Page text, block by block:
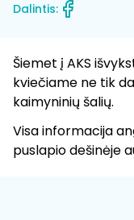
Dalintis:
Šiemet į AKS
kviečiame ne tik
kaimyninių šalių.
Visa informacija
puslapio dešinėje